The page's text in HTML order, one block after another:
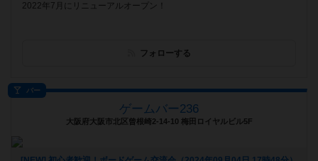
2022年7月にリニューアルオープン！
フォローする
バー
ゲームバー236
大阪府大阪市北区曾根崎2-14-10 梅田ロイヤルビル5F